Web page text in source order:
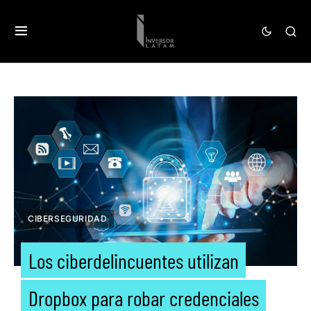
CIBERSEGURIDAD
Los ciberdelincuentes utilizan
Dropbox para robar credenciales